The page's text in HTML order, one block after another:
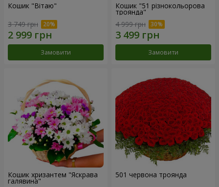
Кошик "Вітаю"
3 749 грн
Замовити
Кошик "51 різнокольорова
троянда"
4 999 грн
Замовити
Кошик хризантем "Яскрава
галявина"
501 червона троянда